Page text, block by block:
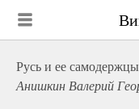
Русь и ее самодержцы
Анишкин Валерий